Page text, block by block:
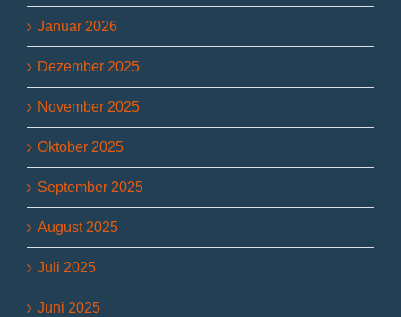
Januar 2026
Dezember 2025
November 2025
Oktober 2025
September 2025
August 2025
Juli 2025
Juni 2025